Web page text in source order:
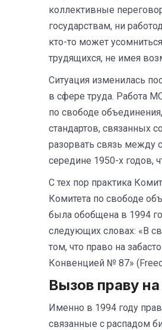
коллективные
государствам, ни
кто-то может
трудящихся, не имея
Ситуация изменилась
в сфере труда. Работа
по свободе
стандартов, связанных
разорвать связь между
середине 1950-х годов,
С тех пор практика
Комитета по свободе
была обобщена в 1994
следующих словах: «В
том, что право на
Конвенцией № 87»
Вызов праву
Именно в 1994 году
связанные с распадом